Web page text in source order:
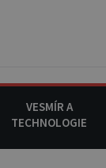
VESMÍR A
TECHNOLOGIE